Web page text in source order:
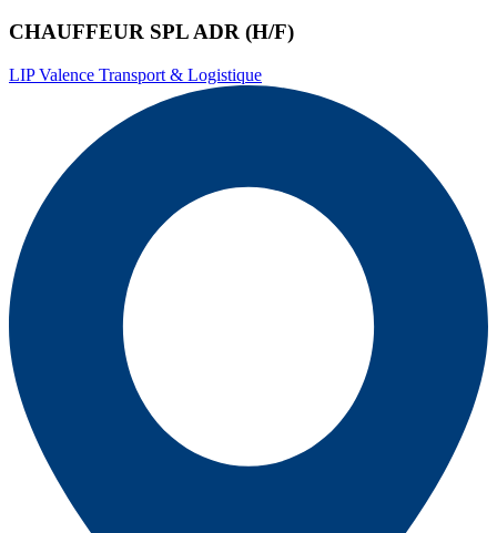
CHAUFFEUR SPL ADR (H/F)
LIP Valence Transport & Logistique